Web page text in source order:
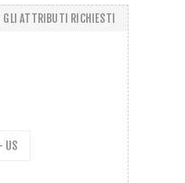
US
GLI ATTRIBUTI RICHIESTI